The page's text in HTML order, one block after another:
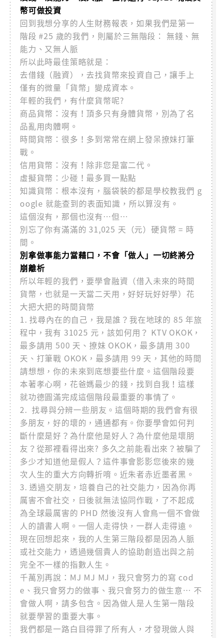
幣可做投資
回到我想分享的人生財務報表，如果我們是第一
階段 #25 歲的我們，則屬於三無階段： 無錢、無
能力、又無人脈
所以此時最佳策略就是：
去借錢（融資），去找貨幣來投資自己，讓手上
僅有的微量「貨幣」變成資本。
年輕的我們，有什麼貨幣呢?
商品貨幣：沒有！頂多只有身體貨幣，別為了名
品亂用肉體啊。
時間貨幣：很多！多到常常在網上發呆撩妹打筆
戰。
信用貨幣：沒有！除非您是富二代。
虛擬貨幣：少碰！最多買一點點
知識貨幣：根本沒有，腦袋裝的都是學校教我們 g
oogle 就能查到的表面知識，所以算沒有。
這個沒有，那個也沒有…但…
別忘了你有滿滿的 31,025 天（元）硬貨幣 = 時
間。
別拿做事能力當藉口，不會「做人」一切終將分
崩離析
所以年輕的我們，要學會融資（借入未來的時間
貨幣，也就是一天當二天用，好好玩好好學）花
大把大把的時間貨幣
1. 找尋內在的自己，我是誰？我在地球的 85 年旅
程中，我有 31025 元，該如何用？ KTV OKOK，
最多請用 500 天、撩妹 OKOK，最多請用 300
天、打筆戰 OKOK，最多請用 99 天，其他的時間
請想想，你的未來到底想要些什麼。這個階段要
本著孝心啊，花爸媽最少的錢，找到自我！這樣
就功德圓滿完成這個階段最重要的事情了。
2. 找尋與分辨一些朋友。這個時期的我們會有很
多朋友，好的壞的，通通都有。你要學會如何判
斷什麼是好？為什麼他是好人？為什麼他是壞朋
友？從那裡看得出來? 多久之前能看出來？被騙了
多少才知道他是假人？這件事會影影您後來的幾
次人生的重大方向轉折唷。近朱者赤近墨者黑。
3. 透過交朋友，培養自己的社交能力，因為你再
厲害不會社交，日後就無法協同作戰，了不起成
為全球最厲害的 PHD 然後沒有人會鳥一個不會做
人的讀書人啊。一個人走得快，一群人走得遠。
現在回想起來，我的人生第三階段都是因為人脈
或社交能力，透過幾個貴人的協助創造出與之前
完全不一樣的指數人生。
千萬別再說：MJ MJ MJ，我只會努力的寫 cod
e、我只會努力的做事、我只會努力的做生意… 不
會做人啊，請多包含。因為做人是人生第一階段
就要學習的重要大事。
我們都是一路白目得罪了所有人，才發現做人與